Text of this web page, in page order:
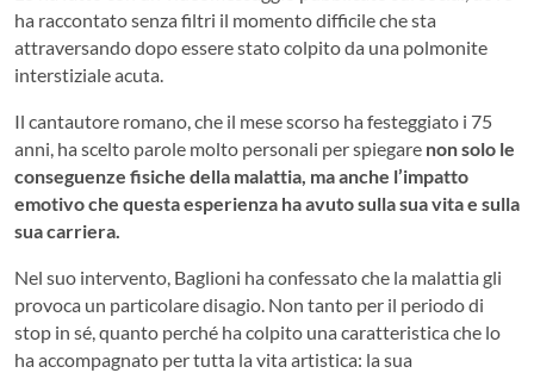
ha raccontato senza filtri il momento difficile che sta
attraversando dopo essere stato colpito da una polmonite
interstiziale acuta.
Il cantautore romano, che il mese scorso ha festeggiato i 75
anni, ha scelto parole molto personali per spiegare non solo le
conseguenze fisiche della malattia, ma anche l’impatto
emotivo che questa esperienza ha avuto sulla sua vita e sulla
sua carriera.
Nel suo intervento, Baglioni ha confessato che la malattia gli
provoca un particolare disagio. Non tanto per il periodo di
stop in sé, quanto perché ha colpito una caratteristica che lo
ha accompagnato per tutta la vita artistica: la sua